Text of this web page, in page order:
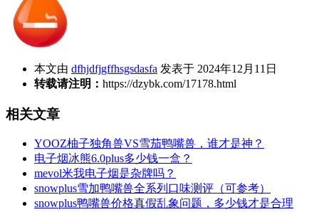
本文由 dfhjdfjgffhsgsdasfa 发表于 2024年12月11日
转载请注明： https://dzybk.com/17178.html
相关文章
YOOZ柚子独角兽VS雪茄鸭嘴兽，谁才是神？
电子烟冰熊6.0plus多少钱一盒？
mevol米我电子烟是杂牌吗？
snowplus雪加鸭嘴兽全系列口味测评（可参考）
snowplus鸭嘴兽价格真假乱象问题，多少钱才是合理